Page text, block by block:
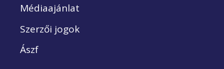
Médiaajánlat
Szerzői jogok
Ászf